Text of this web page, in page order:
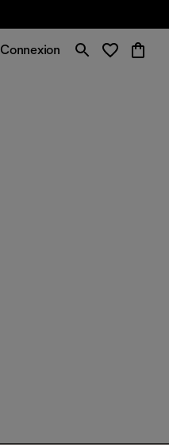
Connexion